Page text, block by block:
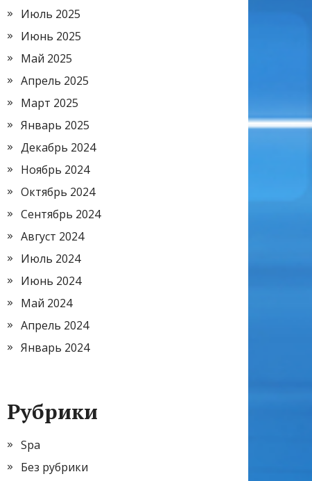
Июль 2025
Июнь 2025
Май 2025
Апрель 2025
Март 2025
Январь 2025
Декабрь 2024
Ноябрь 2024
Октябрь 2024
Сентябрь 2024
Август 2024
Июль 2024
Июнь 2024
Май 2024
Апрель 2024
Январь 2024
Рубрики
Spa
Без рубрики